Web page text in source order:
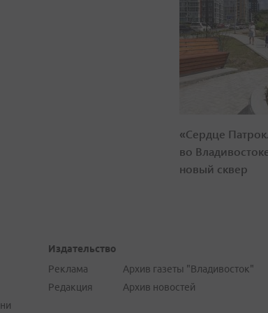
«Сердце
во
новый сквер
Издательство
Реклама
Редакция
Архив газеты "Владивосток"
Архив новостей